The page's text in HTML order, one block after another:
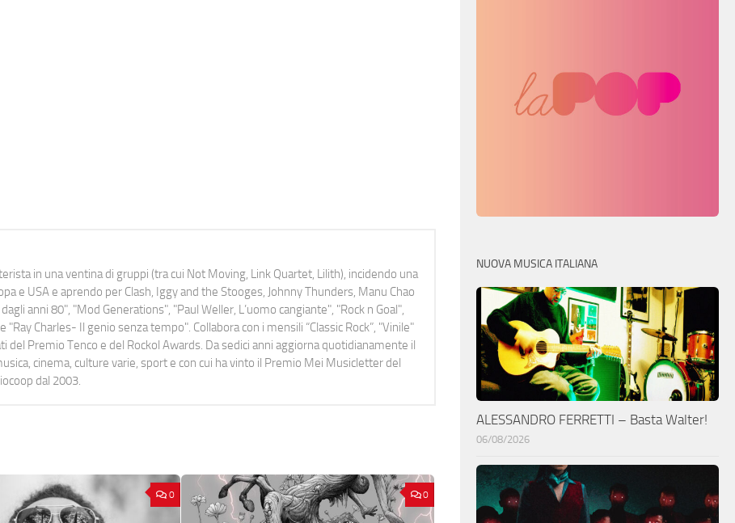
in una ventina di gruppi (tra cui Not Moving, Link Quartet, Lilith), incidendo una
e USA e aprendo per Clash, Iggy and the Stooges, Johnny Thunders, Manu Chao
anni 80", "Mod Generations", "Paul Weller, L’uomo cangiante", "Rock n Goal",
Charles- Il genio senza tempo". Collabora con i mensili “Classic Rock”, "Vinile"
del Premio Tenco e del Rockol Awards. Da sedici anni aggiorna quotidianamente il
cinema, culture varie, sport e con cui ha vinto il Premio Mei Musicletter del
dal 2003.
0 0
NUOVA MUSICA ITALIANA
ALESSANDRO FERRETTI – Basta Walter!
06/08/2026